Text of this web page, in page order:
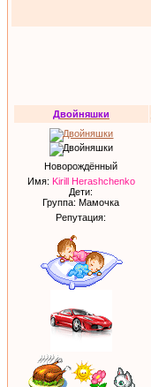
Двойняшки
Новорождённый
Имя: Kirill Herashchenko
Дети:
Группа: Мамочка
Репутация: